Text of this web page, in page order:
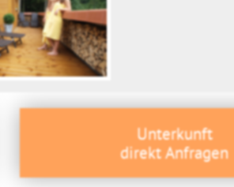
Unterkunft
direkt Anfragen